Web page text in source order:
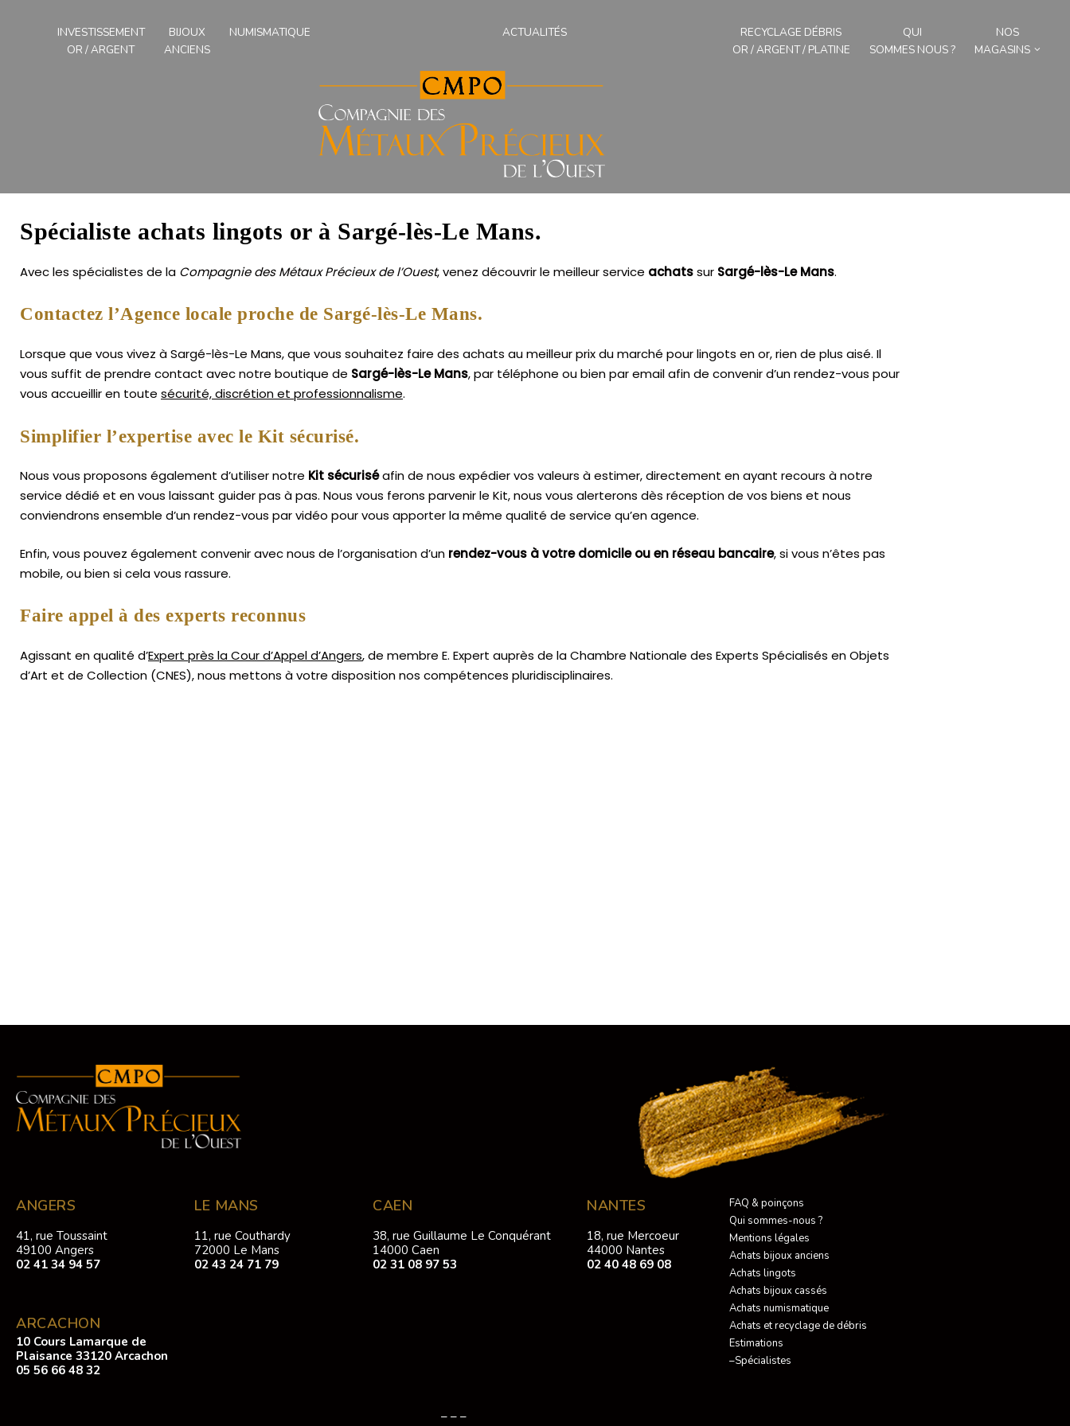
INVESTISSEMENT
OR / ARGENT
BIJOUX
ANCIENS
NUMISMATIQUE ACTUALITÉS
RECYCLAGE DÉBRIS
OR / ARGENT / PLATINE
QUI
SOMMES NOUS ?
NOS
MAGASINS
Spécialiste achats lingots or à Sargé-lès-Le Mans.
Avec les spécialistes de la Compagnie des Métaux Précieux de l’Ouest, venez découvrir le meilleur service achatssur Sargé-lès-Le Mans.
Contactez l’Agence locale proche de Sargé-lès-Le Mans.
Lorsque que vous vivez à Sargé-lès-Le Mans, que vous souhaitez faire des achats au meilleur prix du marché pour lingots en or, rien de plus aisé. Il
vous suffit de prendre contact avec notre boutique de Sargé-lès-Le Mans, par téléphone ou bien par email afin de convenir d’un rendez-vous pour
vous accueillir en toute sécurité, discrétion et professionnalisme.
Simplifier l’expertise avec le Kit sécurisé.
Nous vous proposons également d’utiliser notre Kit sécuriséafin de nous expédier vos valeurs à estimer, directement en ayant recours à notre
service dédié et en vous laissant guider pas à pas. Nous vous ferons parvenir le Kit, nous vous alerterons dès réception de vos biens et nous
conviendrons ensemble d’un rendez-vous par vidéo pour vous apporter la même qualité de service qu’en agence.
Enfin, vous pouvez également convenir avec nous de l’organisation d’un rendez-vous à votre domicile ou en réseau bancaire, si vous n’êtes pas
mobile, ou bien si cela vous rassure.
Faire appel à des experts reconnus
Agissant en qualité d’Expert près la Cour d’Appel d’Angers, de membre E. Expert auprès de laChambre Nationale des Experts Spécialisés en Objets
d’Art et de Collection (CNES),nous mettons à votre disposition nos compétences pluridisciplinaires.
ANGERS
41, rue Toussaint
49100 Angers
02 41 34 94 57
ARCACHON
10 Cours Lamarque de
Plaisance 33120 Arcachon
05 56 66 48 32
LE MANS
11, rue Couthardy
72000 Le Mans
02 43 24 71 79
CAEN
38, rue Guillaume Le Conquérant
14000 Caen
02 31 08 97 53
NANTES
18, rue Mercoeur
44000 Nantes
02 40 48 69 08
FAQ & poinçons
Qui sommes-nous ?
Mentions légales
Achats bijoux anciens
Achats lingots
Achats bijoux cassés
Achats numismatique
Achats et recyclage de débris
Estimations
–Spécialistes
– – –